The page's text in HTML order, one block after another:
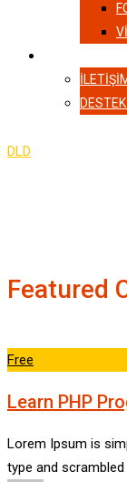
DLD
Featured
Free
Learn PHP
Lorem Ipsum is
type and